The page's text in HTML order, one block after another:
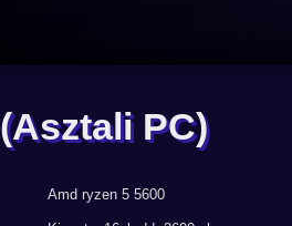
(Asztali PC)
Amd ryzen 5 5600